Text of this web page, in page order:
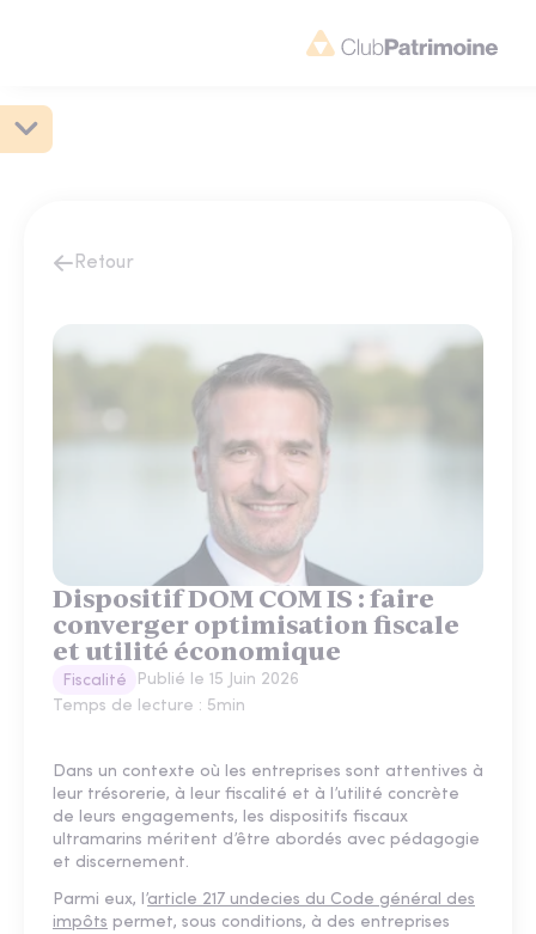
Retour
Dispositif DOM COM IS : faire
converger optimisation fiscale
et utilité économique
Fiscalité Publié le 15 Juin 2026
Temps de lecture : 5min
Dans un contexte où les entreprises sont attentives à
leur trésorerie, à leur fiscalité et à l’utilité concrète
de leurs engagements, les dispositifs fiscaux
ultramarins méritent d’être abordés avec pédagogie
et discernement.
Parmi eux, l’article 217 undecies du Code général des
impôts permet, sous conditions, à des entreprises